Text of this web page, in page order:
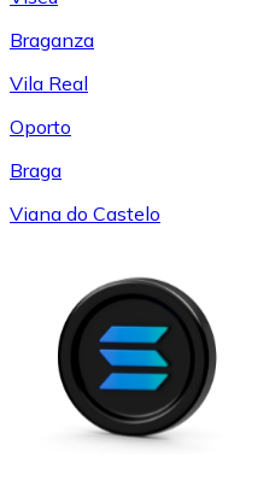
Braganza
Vila Real
Oporto
Braga
Viana do Castelo